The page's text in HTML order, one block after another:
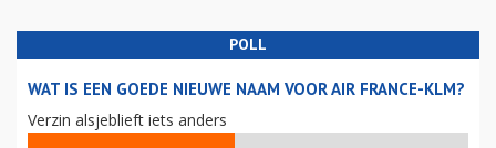
POLL
WAT IS EEN GOEDE NIEUWE NAAM VOOR AIR FRANCE-KLM?
Verzin alsjeblieft iets anders